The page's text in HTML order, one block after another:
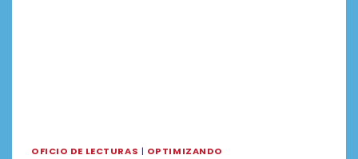
OFICIO DE LECTURAS | OPTIMIZANDO